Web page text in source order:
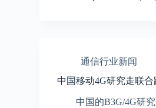
通信行业新闻
中国移动4G研究走联合
中国的B3G/4G研究